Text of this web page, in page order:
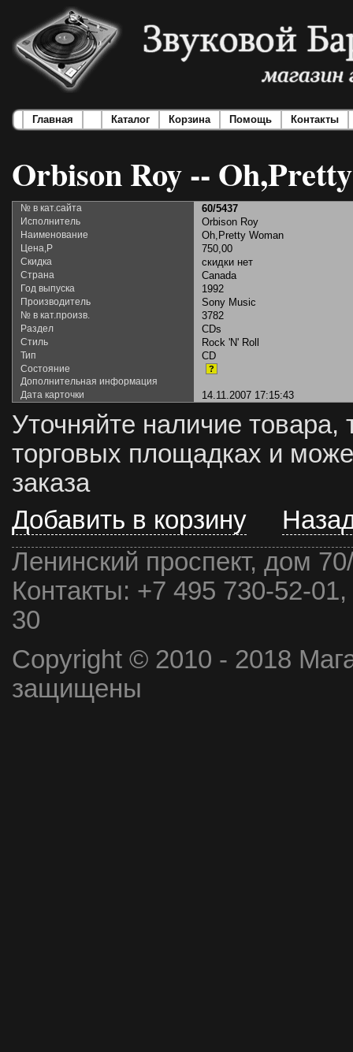
Главная Каталог Корзина Помощь Контакты
Orbison Roy --
№ в кат.сайта 60/5437
Исполнитель Orbison Roy
Наименование Oh,Pretty Woman
Цена,Р 750,00
Скидка скидки нет
Страна Canada
Год выпуска 1992
Производитель Sony Music
№ в кат.произв. 3782
Раздел CDs
Стиль Rock 'N' Roll
Тип CD
Состояние ?
Дополнительная информация
Дата карточки
14.11.2007 17:15:43
Уточняйте наличие товара,
торговых площадках и
заказа
Добавить в корзину
Ленинский проспект, дом
Контакты: +7 495 730-52-
30
Copyright © 2010 - 2018
защищены